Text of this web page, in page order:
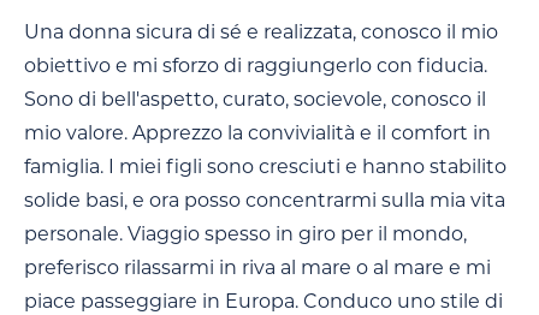
Una donna sicura di sé e realizzata, conosco il mio
obiettivo e mi sforzo di raggiungerlo con fiducia.
Sono di bell'aspetto, curato, socievole, conosco il
mio valore. Apprezzo la convivialità e il comfort in
famiglia. I miei figli sono cresciuti e hanno stabilito
solide basi, e ora posso concentrarmi sulla mia vita
personale. Viaggio spesso in giro per il mondo,
preferisco rilassarmi in riva al mare o al mare e mi
piace passeggiare in Europa. Conduco uno stile di